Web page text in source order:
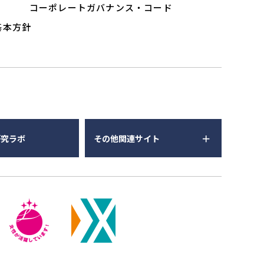
コーポレートガバナンス・コード
方針
ラボ その他関連サイト